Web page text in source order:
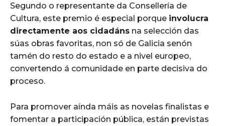
Segundo o representante da Consellería de
Cultura, este premio é especial porque involucra
directamente aos cidadáns na selección das
súas obras favoritas, non só de Galicia senón
tamén do resto do estado e a nivel europeo,
convertendo á comunidade en parte decisiva do
proceso.
Para promover aínda máis as novelas finalistas e
fomentar a participación pública, están previstas